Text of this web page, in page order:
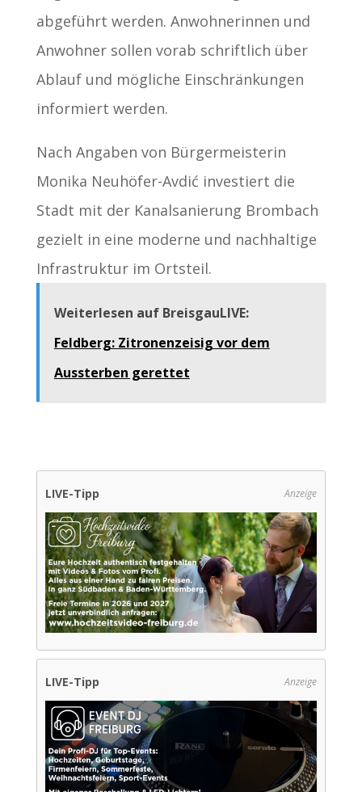
abgeführt werden. Anwohnerinnen und
Anwohner sollen vorab schriftlich über
Ablauf und mögliche Einschränkungen
informiert werden.
Nach Angaben von Bürgermeisterin
Monika Neuhöfer-Avdić investiert die
Stadt mit der Kanalsanierung Brombach
gezielt in eine moderne und nachhaltige
Infrastruktur im Ortsteil.
Weiterlesen auf BreisgauLIVE:
Feldberg: Zitronenzeisig vor dem
Aussterben gerettet
LIVE-Tipp Anzeige
LIVE-Tipp Anzeige